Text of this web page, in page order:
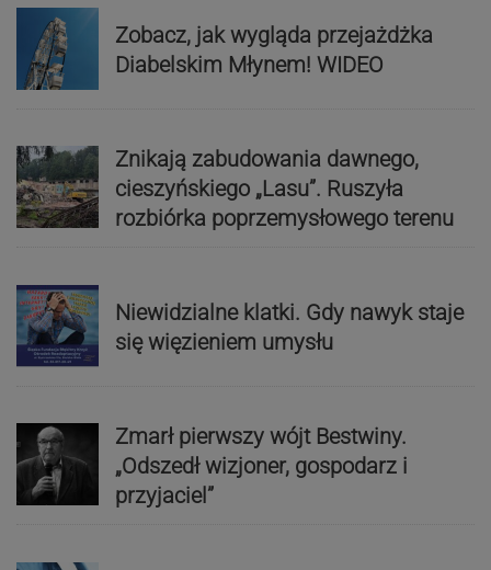
Zobacz, jak wygląda przejażdżka
Diabelskim Młynem! WIDEO
Znikają zabudowania dawnego,
cieszyńskiego „Lasu”. Ruszyła
rozbiórka poprzemysłowego terenu
Niewidzialne klatki. Gdy nawyk staje
się więzieniem umysłu
Zmarł pierwszy wójt Bestwiny.
„Odszedł wizjoner, gospodarz i
przyjaciel”